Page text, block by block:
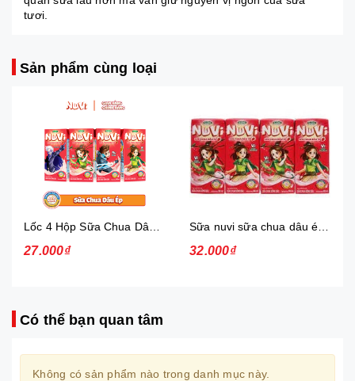
tươi.
Sản phẩm cùng loại
27.000₫ 32.000₫
Có thể bạn quan tâm
Không có sản phẩm nào trong danh mục này.